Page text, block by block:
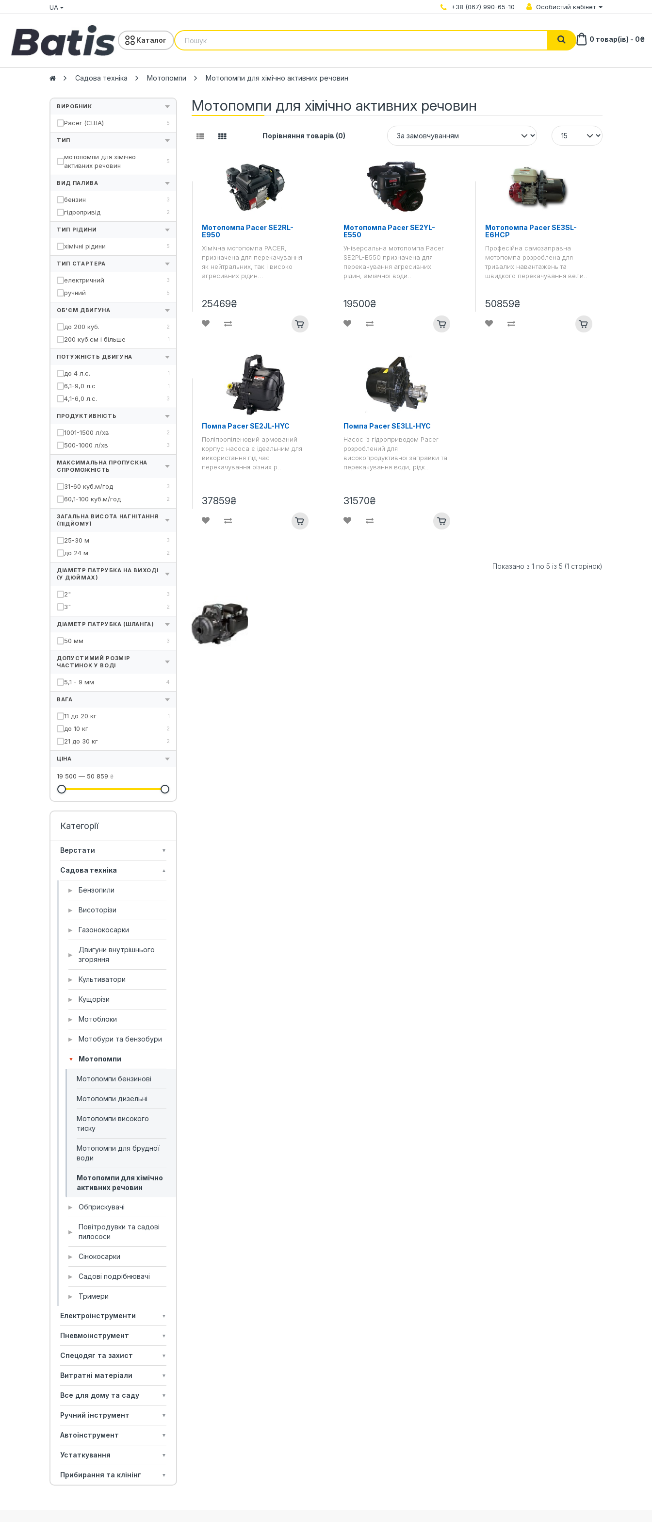
UA +38 (067) 990-65-10 Особистий кабінет
Каталог 0 товар(ів) - 0₴
Садова техніка Мотопомпи Мотопомпи для хімічно активних речовин
ВИРОБНИК
Pacer (США) 5
ТИП
мотопомпи для хімічно
активних речовин
5
ВИД ПАЛИВА
бензин 3
гідропривід 2
ТИП РІДИНИ
хімічні рідини 5
ТИП СТАРТЕРА
електричний 3
ручний 5
ОБ'ЄМ ДВИГУНА
до 200 куб. 2
200 куб.см і більше 1
ПОТУЖНІСТЬ ДВИГУНА
до 4 л.с. 1
6,1-9,0 л.с 1
4,1-6,0 л.с. 3
ПРОДУКТИВНІСТЬ
1001-1500 л/хв 2
500-1000 л/хв 3
МАКСИМАЛЬНА ПРОПУСКНА
СПРОМОЖНІСТЬ
31-60 куб.м/год 3
60,1-100 куб.м/год 2
ЗАГАЛЬНА ВИСОТА НАГНІТАННЯ
(ПІДЙОМУ)
25-30 м 3
до 24 м 2
ДІАМЕТР ПАТРУБКА НА ВИХОДІ
(У ДЮЙМАХ)
2" 3
3" 2
ДІАМЕТР ПАТРУБКА (ШЛАНГА)
50 мм 3
ДОПУСТИМИЙ РОЗМІР
ЧАСТИНОК У ВОДІ
5,1 - 9 мм 4
ВАГА
11 до 20 кг 1
до 10 кг 2
21 до 30 кг 2
ЦІНА
19 500 — 50 859 ₴
Верстати ▼
Садова техніка ▲
▶ Бензопили
▶ Висоторізи
▶ Газонокосарки
▶
Двигуни внутрішнього
згоряння
▶ Культиватори
▶ Кущорізи
▶ Мотоблоки
▶ Мотобури та бензобури
▼ Мотопомпи
Мотопомпи бензинові
Мотопомпи дизельні
Мотопомпи високого
тиску
Мотопомпи для брудної
води
Мотопомпи для хімічно
активних речовин
▶ Обприскувачі
▶
Повітродувки та садові
пилососи
▶ Сінокосарки
▶ Садові подрібнювачі
▶ Тримери
Електроінструменти ▼
Пневмоінструмент ▼
Спецодяг та захист ▼
Витратні матеріали ▼
Все для дому та саду ▼
Ручний інструмент ▼
Автоінструмент ▼
Устаткування ▼
Прибирання та клінінг ▼
Мотопомпи для хімічно активних речовин
Порівняння товарів (0)
Мотопомпа Pacer SE2RL-
E950
Хімічна мотопомпа PACER,
призначена для перекачування
як нейтральних, так і високо
агресивних рідин...
25469₴
Мотопомпа Pacer SE2YL-
E550
Універсальна мотопомпа Pacer
SE2PL-E550 призначена для
перекачування агресивних
рідин, аміачної води..
19500₴
Мотопомпа Pacer SE3SL-
E6HCP
Професійна самозаправна
мотопомпа розроблена для
тривалих навантажень та
швидкого перекачування вели..
50859₴
Помпа Pacer SE2JL-HYC
Поліпропіленовий армований
корпус насоса є ідеальним для
використання під час
перекачування різних р..
37859₴
Помпа Pacer SE3LL-HYC
Насос із гідроприводом Pacer
розроблений для
високопродуктивної заправки та
перекачування води, рідк..
31570₴
Показано з 1 по 5 із 5 (1 сторінок)